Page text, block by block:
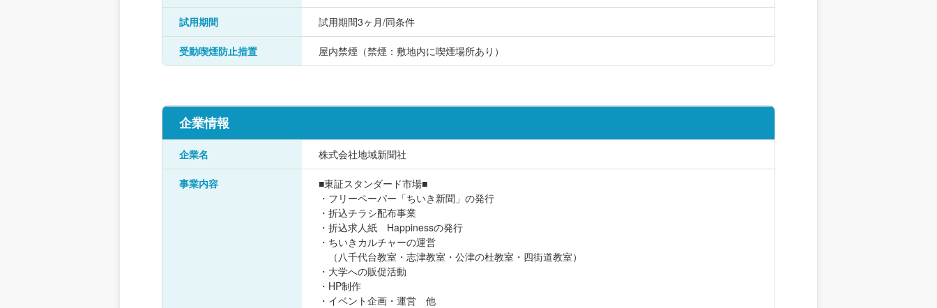
試用期間 試用期間3ヶ月/同条件
受動喫煙防止措置 屋内禁煙（禁煙：敷地内に喫煙場所あり）
企業情報
企業名 株式会社地域新聞社
事業内容
■東証スタンダード市場■
・フリーペーパー「ちいき新聞」の発行
・折込チラシ配布事業
・折込求人紙 Happinessの発行
・ちいきカルチャーの運営
（八千代台教室・志津教室・公津の杜教室・四街道教室）
・大学への販促活動
・HP制作
・イベント企画・運営 他